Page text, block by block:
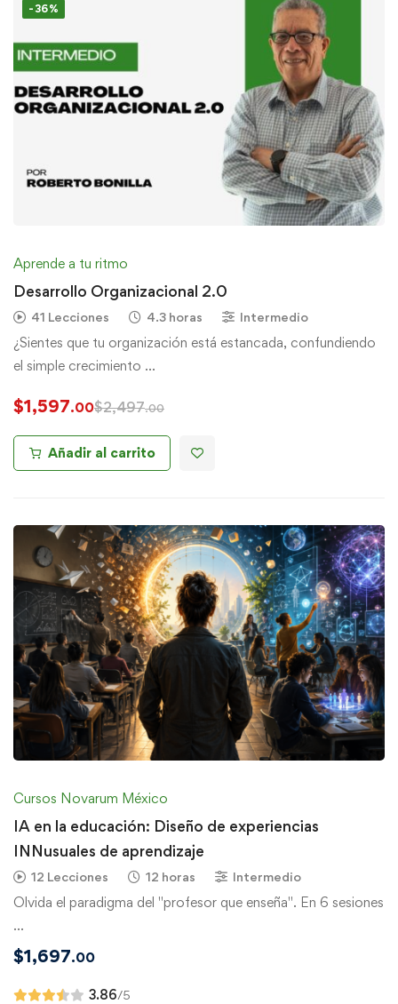
-36%
Aprende a tu ritmo
Desarrollo Organizacional 2.0
41 Lecciones 4.3 horas Intermedio
¿Sientes que tu organización está estancada, confundiendo
el simple crecimiento …
$1,597.00$2,497.00
Añadir al carrito
Cursos Novarum México
IA en la educación: Diseño de experiencias
INNusuales de aprendizaje
12 Lecciones 12 horas Intermedio
Olvida el paradigma del "profesor que enseña". En 6 sesiones
…
$1,697.00
3.86/5